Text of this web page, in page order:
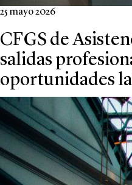
25 mayo 2026
CFGS de
salidas
oportunidades